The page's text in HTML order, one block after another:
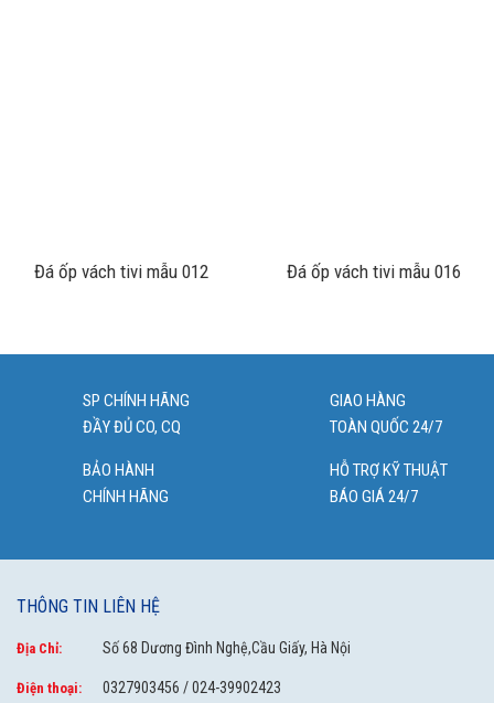
Đá ốp vách tivi mẫu 012 Đá ốp vách tivi mẫu 016
SP CHÍNH HÃNG
ĐẦY ĐỦ CO, CQ
GIAO HÀNG
TOÀN QUỐC 24/7
BẢO HÀNH
CHÍNH HÃNG
HỖ TRỢ KỸ THUẬT
BÁO GIÁ 24/7
THÔNG TIN LIÊN HỆ
Địa Chỉ: Số 68 Dương Đình Nghệ,Cầu Giấy, Hà Nội
Điện thoại: 0327903456 / 024-39902423